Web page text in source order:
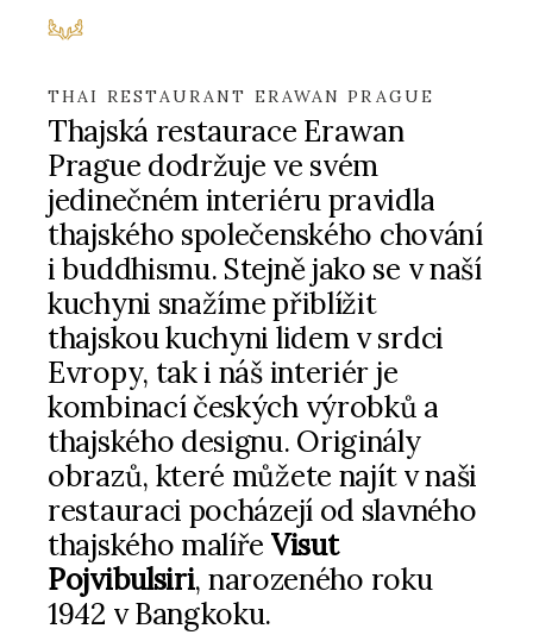
THAI RESTAURANT ERAWAN PRAGUE
Thajská restaurace Erawan
Prague dodržuje ve svém
jedinečném interiéru pravidla
thajského společenského chování
i buddhismu. Stejně jako se v naší
kuchyni snažíme přiblížit
thajskou kuchyni lidem v srdci
Evropy, tak i náš interiér je
kombinací českých výrobků a
thajského designu. Originály
obrazů, které můžete najít v naši
restauraci pocházejí od slavného
thajského malíře Visut
Pojvibulsiri, narozeného roku
1942 v Bangkoku.